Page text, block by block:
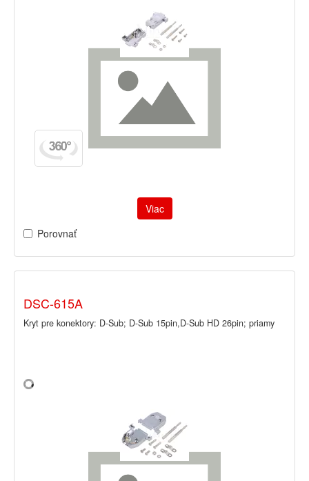
Viac
Porovnať
DSC-615A
Kryt pre konektory: D-Sub; D-Sub 15pin,D-Sub HD 26pin; priamy